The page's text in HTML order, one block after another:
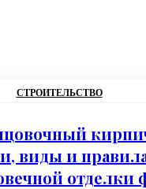
СТРОИТЕЛЬСТВО
виды и
отделки